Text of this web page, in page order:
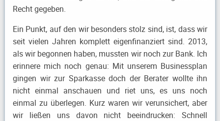
Recht gegeben.
Ein Punkt, auf den wir besonders stolz sind, ist, dass wir
seit vielen Jahren komplett eigenfinanziert sind. 2013,
als wir begonnen haben, mussten wir noch zur Bank. Ich
erinnere mich noch genau: Mit unserem Businessplan
gingen wir zur Sparkasse doch der Berater wollte ihn
nicht einmal anschauen und riet uns, es uns noch
einmal zu überlegen. Kurz waren wir verunsichert, aber
wir ließen uns davon nicht beeindrucken: Schnell